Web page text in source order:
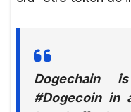
Dogechain
#Dogecoin in